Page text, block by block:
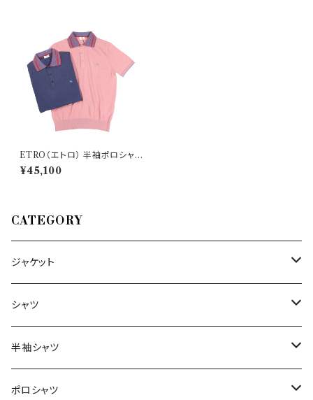
ETRO（エトロ） 半袖ポロシャツ
1M509/9799 30515
¥45,100
CATEGORY
ジャケット
～44/S
46/M
48/L
シャツ
～44/S
46/M
半袖シャツ
～44/S
ポロシャツ